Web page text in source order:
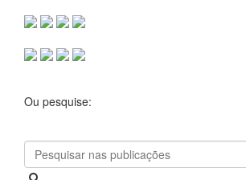
Ou pesquise: